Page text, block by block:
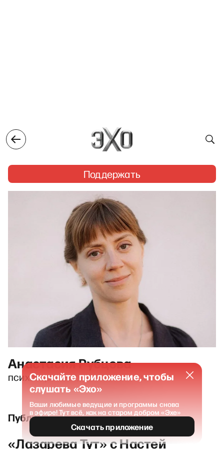
Поддержать
Анастасия Рубцова
психотерапевт, психоаналитик
Публикации и выпуски
«Лазарева Тут» с Настей
Скачайте приложение, чтобы
слушать «Эхо»
Ваши любимые ведущие и программы снова
в эфире! Тут всё, как на старом добром «Эхе»
Скачать приложение